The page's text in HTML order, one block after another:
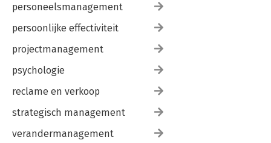
personeelsmanagement
persoonlijke effectiviteit
projectmanagement
psychologie
reclame en verkoop
strategisch management
verandermanagement